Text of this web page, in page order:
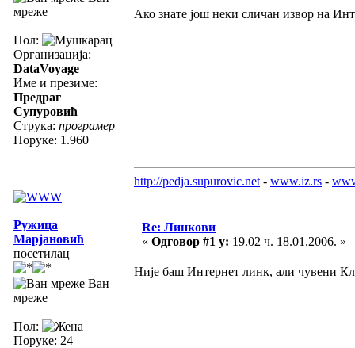
мреже
Пол:
Организација:
DataVoyage
Име и презиме:
Предраг
Супуровић
Струка: програмер
Поруке: 1.960
Ако знате још неки сличан извор на
http://pedja.supurovic.net - www.iz.rs -
Ружица
Марјановић
посетилац
Ван
мреже
Пол:
Поруке: 24
Re: Линкови
« Одговор #1 у: 19.02 ч. 18.01.2006. »
Није баш Интернет линк, али чувени